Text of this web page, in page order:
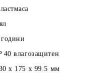
години
40 влагозащитен
x 175 x 99.5 мм